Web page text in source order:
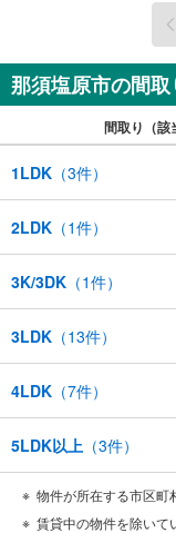
那須塩原市の間
間取り（該
1LDK （3件）
2LDK （1件）
3K/3DK （1件）
3LDK （13件）
4LDK （7件）
5LDK以上 （3件）
物件が所在する市区町
賃貸中の物件を除いて